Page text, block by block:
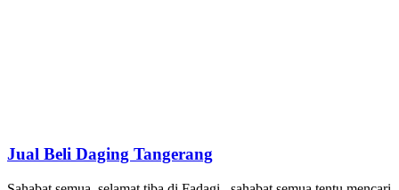
Jual Beli Daging Tangerang